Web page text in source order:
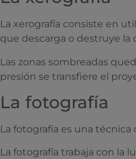
La xerografía consiste en
que descarga o destruye la
Las zonas sombreadas
presión se transfiere el
La fotografía
La fotografía es una
La fotografía trabaja con la